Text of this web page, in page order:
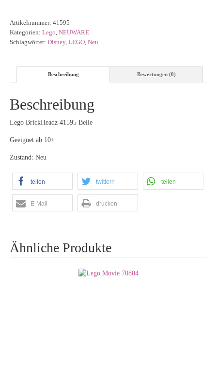
Artikelnummer: 41595
Kategorien: Lego NEUWARE
Schlagwörter: Disney, LEGO Neu
Beschreibung Bewertungen (0)
Beschreibung
Lego BrickHeadz 41595 Belle
Geeignet ab 10+
Zustand: Neu
teilen twittern teilen
E-Mail drucken
Ähnliche Produkte